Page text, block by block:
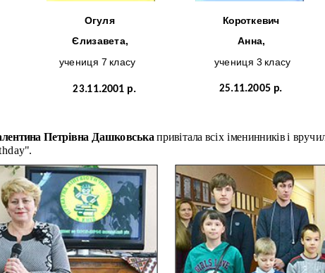
Огуля
Єлизавета,
учениця 7 класу
23.11.2001 р.
Короткевич
Анна,
учениця 3 класу
25.11.2005 р.
Петрівна Дашковська привітала всіх іменинників і